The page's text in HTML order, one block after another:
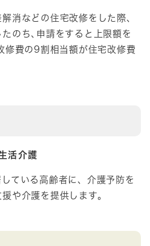
消などの住宅改修をした際、
のち､申請をすると上限額を
修費の9割相当額が住宅改修費
活介護
ている高齢者に、介護予防を
や介護を提供します。